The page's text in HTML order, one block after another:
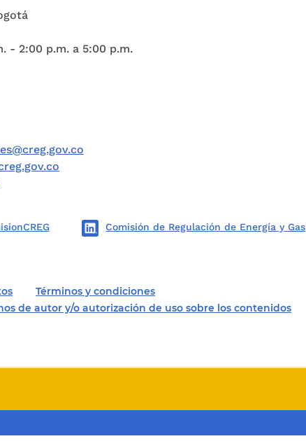
- 2:00 p.m. a 5:00 p.m.
Comisión de Regulación de Energía y Gas
Términos y condiciones
de autor y/o autorización de uso sobre los contenidos